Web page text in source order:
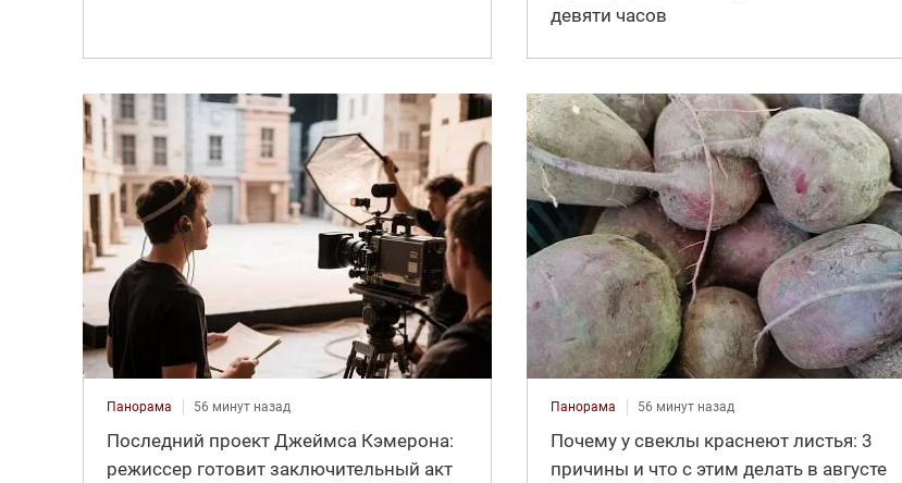
девяти часов
Панорама 56 минут назад
Последний проект Джеймса Кэмерона:
режиссер готовит заключительный акт
Панорама 56 минут назад
Почему у свеклы краснеют листья: 3
причины и что с этим делать в августе